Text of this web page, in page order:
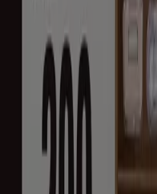
8/16 日まで有効
湖
予告ちらし
チャーリー
すべてのお客様
8/16 日まで有効湖南